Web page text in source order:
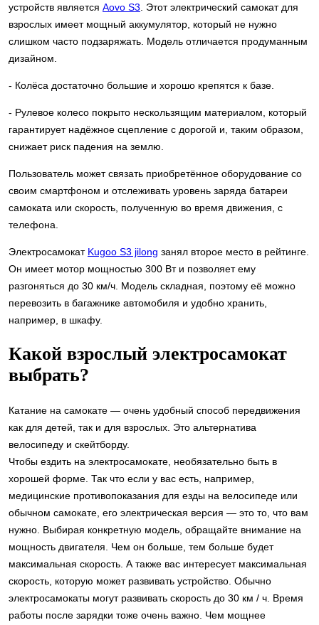
устройств является Aovo S3 . Этот электрический самокат для
взрослых имеет мощный аккумулятор, который не нужно
слишком часто подзаряжать. Модель отличается продуманным
дизайном.
- Колёса достаточно большие и хорошо крепятся к базе.
- Рулевое колесо покрыто нескользящим материалом, который
гарантирует надёжное сцепление с дорогой и, таким образом,
снижает риск падения на землю.
Пользователь может связать приобретённое оборудование со
своим смартфоном и отслеживать уровень заряда батареи
самоката или скорость, полученную во время движения, с
телефона.
Электросамокат Kugoo S3 jilong занял второе место в рейтинге.
Он имеет мотор мощностью 300 Вт и позволяет ему
разгоняться до 30 км/ч. Модель складная, поэтому её можно
перевозить в багажнике автомобиля и удобно хранить,
например, в шкафу.
Какой взрослый электросамокат
выбрать?
Катание на самокате — очень удобный способ передвижения
как для детей, так и для взрослых. Это альтернатива
велосипеду и скейтборду.
Чтобы ездить на электросамокате, необязательно быть в
хорошей форме. Так что если у вас есть, например,
медицинские противопоказания для езды на велосипеде или
обычном самокате, его электрическая версия — это то, что вам
нужно. Выбирая конкретную модель, обращайте внимание на
мощность двигателя. Чем он больше, тем больше будет
максимальная скорость. А также вас интересует максимальная
скорость, которую может развивать устройство. Обычно
электросамокаты могут развивать скорость до 30 км / ч. Время
работы после зарядки тоже очень важно. Чем мощнее